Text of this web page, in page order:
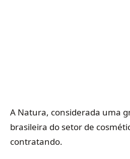
A Natura, considerada uma
brasileira do setor de
contratando.